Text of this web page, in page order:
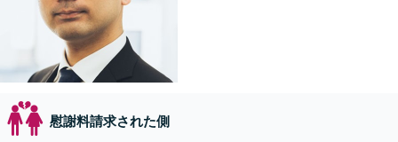
慰謝料請求された側